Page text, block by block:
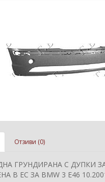
Отзиви (0)
ГРУНДИРАНА С ДУПКИ
В ЕС ЗА BMW 3 E46